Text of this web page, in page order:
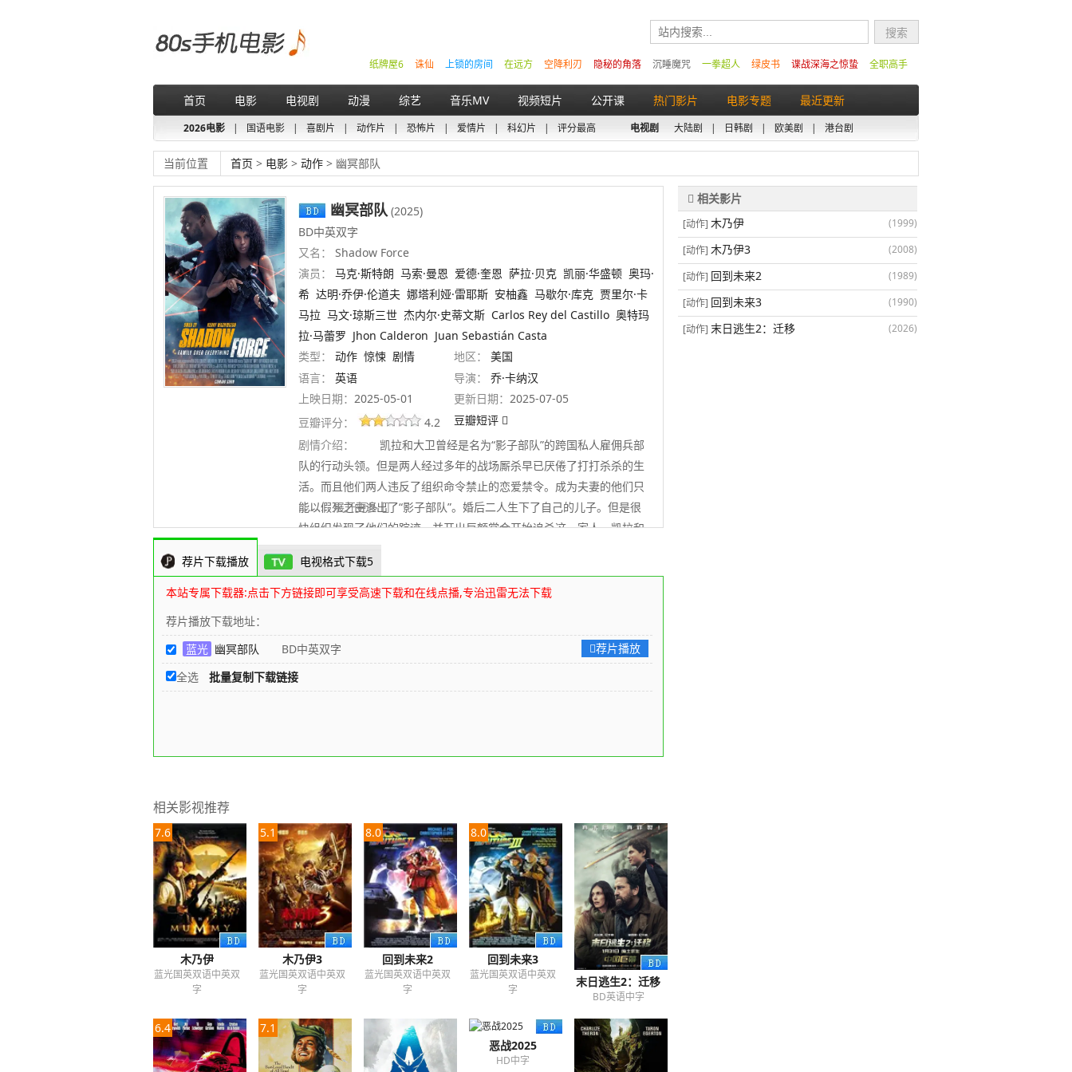
全职高手
谍战深海之惊蛰
绿皮书
一拳超人
沉睡魔咒
隐秘的角落
空降利刃
在远方
上锁的房间
诛仙
纸牌屋6
首页 电影 电视剧 动漫 综艺 音乐MV 视频短片 公开课 热门影片 电影专题 最近更新
2026电影 | 国语电影 | 喜剧片 | 动作片 | 恐怖片 | 爱情片 | 科幻片 | 评分最高 电视剧 大陆剧 | 日韩剧 | 欧美剧 | 港台剧
当前位置 首页 > 电影 > 动作 > 幽冥部队
幽冥部队 (2025)
BD中英双字
又名：
Shadow Force
演员：
马克·斯特朗 马索·曼恩 爱德·奎恩 萨拉·贝克 凯丽·华盛顿 奥玛·
希 达明·乔伊·伦道夫 娜塔利娅·雷耶斯 安柚鑫 马歇尔·库克 贾里尔·卡
马拉 马文·琼斯三世 杰内尔·史蒂文斯 Carlos Rey del Castillo 奥特玛
拉·马蕾罗 Jhon Calderon Juan Sebastián Casta
类型：
动作 惊悚 剧情 地区：
美国
语言：
英语 导演：
乔·卡纳汉
上映日期： 2025-05-01 更新日期： 2025-07-05
豆瓣评分：
4.2
豆瓣短评
剧情介绍：
凯拉和大卫曾经是名为“影子部队”的跨国私人雇佣兵部
队的行动头领。但是两人经过多年的战场厮杀早已厌倦了打打杀杀的生
活。而且他们两人违反了组织命令禁止的恋爱禁令。成为夫妻的他们只
能以假死之由退出了“影子部队”。婚后二人生下了自己的儿子。但是很
快组织发现了他们的踪迹，并开出巨额赏金开始追杀这一家人。凯拉和
大卫为了保护他们的儿子，只能转入地下活动。二人利用自己多年的人
脉关系和丰富的作战经验，和追杀者展开了激烈的对峙，最终他们逃出
生天。◎影片截图80s高清电影下载网编辑整理
.......... 展开更多
荐片下载播放 电视格式下载5
本站专属下载器:点击下方链接即可享受高速下载和在线点播,专治迅雷无法下载
荐片播放下载地址：
蓝光 幽冥部队 BD中英双字
荐片播放
全选
批量复制下载链接
相关影视推荐
7.6
木乃伊
蓝光国英双语中英双
字
5.1
木乃伊3
蓝光国英双语中英双
字
8.0
回到未来2
蓝光国英双语中英双
字
8.0
回到未来3
蓝光国英双语中英双
字
末日逃生2：迁移
BD英语中字
6.4
7.1
恶战2025
HD中字
相关影片
[动作] 木乃伊
(1999)
[动作] 木乃伊3
(2008)
[动作] 回到未来2
(1989)
[动作] 回到未来3
(1990)
[动作] 末日逃生2：迁移 (2026)